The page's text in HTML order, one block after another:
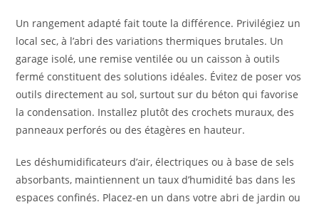
Un rangement adapté fait toute la différence. Privilégiez un
local sec, à l’abri des variations thermiques brutales. Un
garage isolé, une remise ventilée ou un caisson à outils
fermé constituent des solutions idéales. Évitez de poser vos
outils directement au sol, surtout sur du béton qui favorise
la condensation. Installez plutôt des crochets muraux, des
panneaux perforés ou des étagères en hauteur.
Les déshumidificateurs d’air, électriques ou à base de sels
absorbants, maintiennent un taux d’humidité bas dans les
espaces confinés. Placez-en un dans votre abri de jardin ou